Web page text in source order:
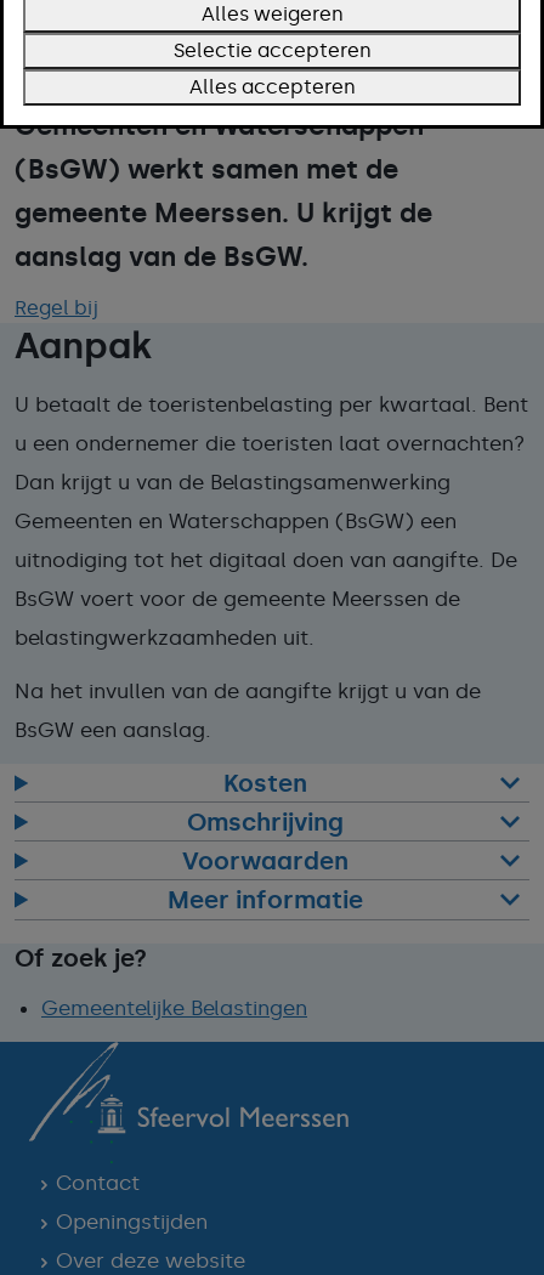
toeristenbelasting aan de gemeente.
De Belastingsamenwerking
Gemeenten en Waterschappen
(BsGW) werkt samen met de
gemeente Meerssen. U krijgt de
aanslag van de BsGW.
Regel bij
Aanpak
U betaalt de toeristenbelasting per kwartaal. Bent
u een ondernemer die toeristen laat overnachten?
Dan krijgt u van de Belastingsamenwerking
Gemeenten en Waterschappen (BsGW) een
uitnodiging tot het digitaal doen van aangifte. De
BsGW voert voor de gemeente Meerssen de
belastingwerkzaamheden uit.
Na het invullen van de aangifte krijgt u van de
BsGW een aanslag.
Kosten
Omschrijving
Voorwaarden
Meer informatie
Of zoek je?
Gemeentelijke Belastingen
Contact
Openingstijden
Over deze website
Alles weigeren
Selectie accepteren
Alles accepteren